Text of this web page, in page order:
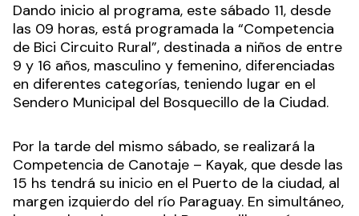
Dando inicio al programa, este sábado 11, desde
las 09 horas, está programada la “Competencia
de Bici Circuito Rural”, destinada a niños de entre
9 y 16 años, masculino y femenino, diferenciadas
en diferentes categorías, teniendo lugar en el
Sendero Municipal del Bosquecillo de la Ciudad.
Por la tarde del mismo sábado, se realizará la
Competencia de Canotaje – Kayak, que desde las
15 hs tendrá su inicio en el Puerto de la ciudad, al
margen izquierdo del río Paraguay. En simultáneo,